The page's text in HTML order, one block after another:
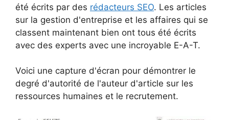
été écrits par des rédacteurs SEO. Les articles
sur la gestion d'entreprise et les affaires qui se
classent maintenant bien ont tous été écrits
avec des experts avec une incroyable E-A-T.
Voici une capture d'écran pour démontrer le
degré d'autorité de l'auteur d'article sur les
ressources humaines et le recrutement.